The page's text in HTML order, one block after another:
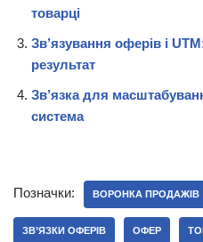
товарці
Зв’язування оферів і
результат
Зв’язка для
система
Позначки: ВОРОНКА ПРОДАЖІВ
ЗВ’ЯЗКИ ОФЕРІВ ОФЕР